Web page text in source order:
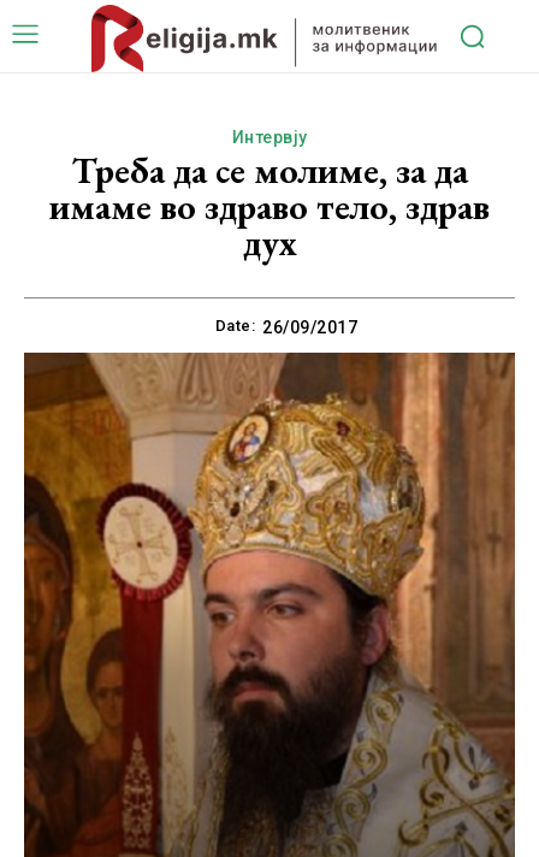
Интервју
Треба да се молиме, за да
имаме во здраво тело, здрав
дух
Date: 26/09/2017